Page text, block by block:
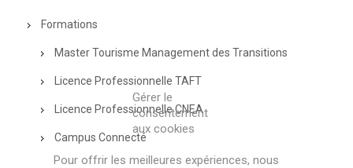
Gérer le
consentement
aux cookies
Pour offrir les meilleures expériences, nous
Formations
Master Tourisme Management des Transitions
Licence Professionnelle TAFT
Licence Professionnelle CNEA
Campus Connecté